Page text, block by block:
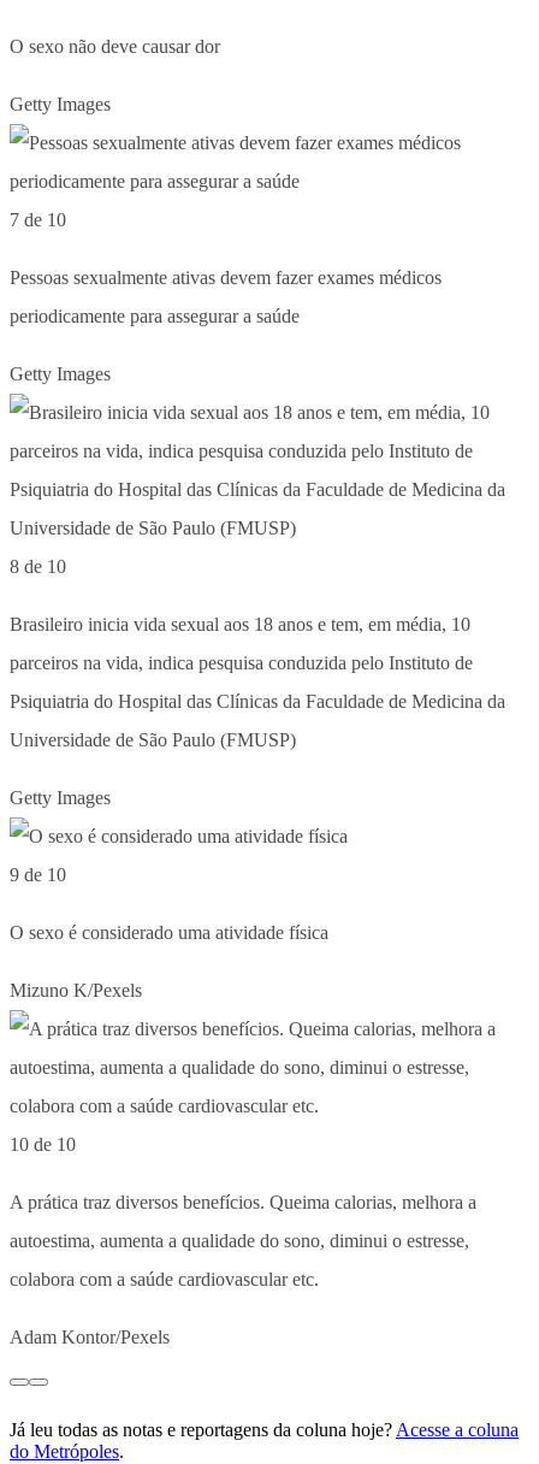
O sexo não deve causar dor
Getty Images
7 de 10
Pessoas sexualmente ativas devem fazer exames médicos
periodicamente para assegurar a saúde
Getty Images
8 de 10
Brasileiro inicia vida sexual aos 18 anos e tem, em média, 10
parceiros na vida, indica pesquisa conduzida pelo Instituto de
Psiquiatria do Hospital das Clínicas da Faculdade de Medicina da
Universidade de São Paulo (FMUSP)
Getty Images
9 de 10
O sexo é considerado uma atividade física
Mizuno K/Pexels
10 de 10
A prática traz diversos benefícios. Queima calorias, melhora a
autoestima, aumenta a qualidade do sono, diminui o estresse,
colabora com a saúde cardiovascular etc.
Adam Kontor/Pexels
Já leu todas as notas e reportagens da coluna hoje? Acesse a coluna
do Metrópoles.